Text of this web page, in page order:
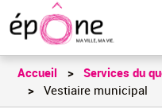
Accueil Services du
Vestiaire municipal